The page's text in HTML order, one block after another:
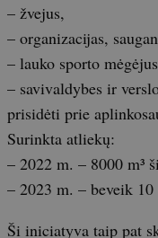
– žvejus,
– organizacijas,
– lauko sporto
– savivaldybes ir
prisidėti prie
Surinkta atliekų:
– 2022 m. – 8000 m³
– 2023 m. – beveik
Ši iniciatyva taip pat